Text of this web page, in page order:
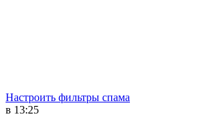
Настроить фильтры спама
в 13:25